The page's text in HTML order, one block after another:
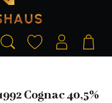
Cognac 40,5%